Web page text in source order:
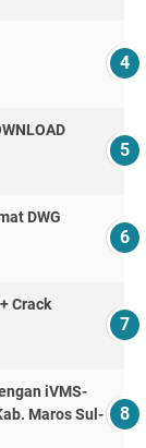
DWG
Crack
iVMS-
Maros Sul-